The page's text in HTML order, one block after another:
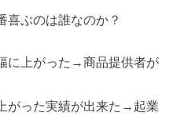
喜ぶのは誰なのか？
に上がった→商品提供者が
がった実績が出来た→起業